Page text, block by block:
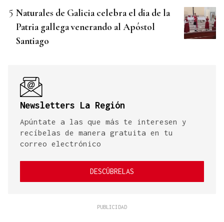
Naturales de Galicia celebra el dia de la
Patria gallega venerando al Apóstol
Santiago
Newsletters La Región
Apúntate a las que más te interesen y
recíbelas de manera gratuita en tu
correo electrónico
DESCÚBRELAS